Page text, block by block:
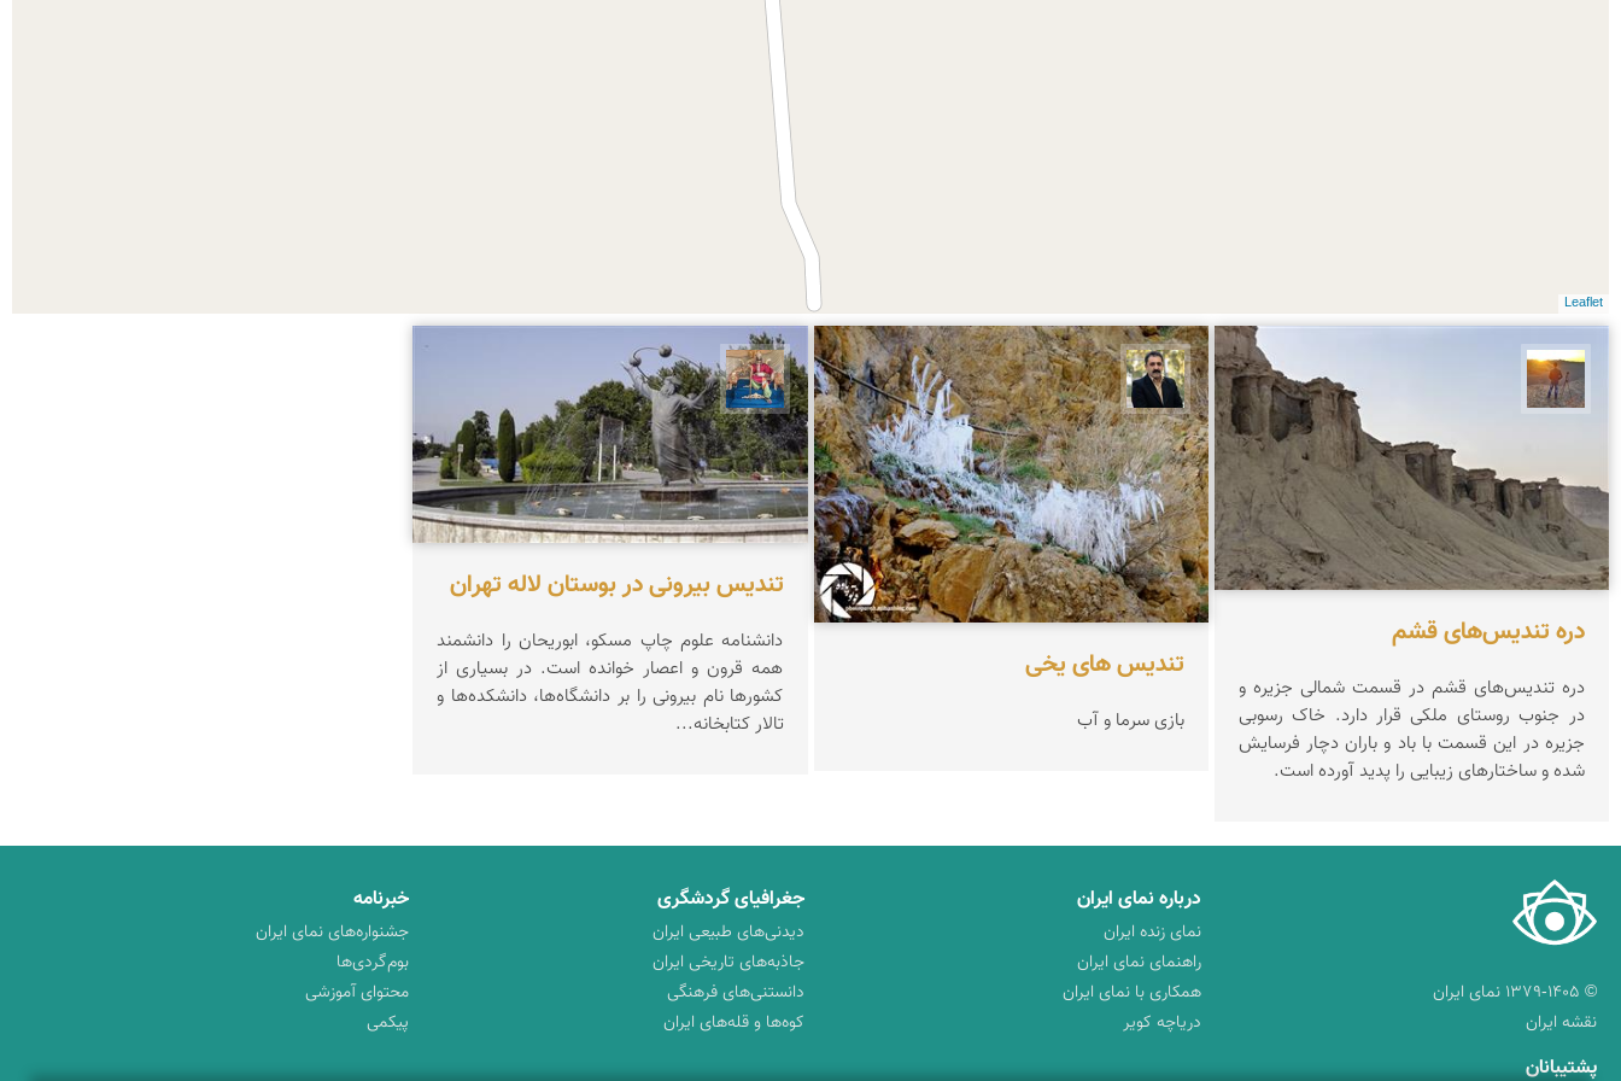
Leaflet
دره تندیس‌های قشم
دره تندیس‌های قشم در قسمت شمالی جزیره و
در جنوب روستای ملکی قرار دارد. خاک رسوبی
جزیره در این قسمت با باد و باران دچار فرسایش
شده و ساختارهای زیبایی را پدید آورده است.
عدنان مرادی
تندیس های یخی
بازی سرما و آب
هادی کرایی
تندیس بیرونی در بوستان لاله تهران
دانشنامه علوم چاپ مسکو، ابوریحان را دانشمند
همه قرون و اعصار خوانده است. در بسیاری از
کشورها نام بیرونی را بر دانشگاه‌ها، دانشکده‌ها و
تالار کتابخانه‌...
© ۱۳۷۹-۱۴۰۵ نمای ایران
نقشه ایران
درباره نمای ایران
نمای زنده ایران
راهنمای نمای ایران
همکاری با نمای ایران
دریاچه کویر
جغرافیای گردشگری
دیدنی‌های طبیعی ایران
جاذبه‌های تاریخی ایران
دانستنی‌های فرهنگی
کوه‌ها و قله‌های ایران
خبرنامه
جشنواره‌های نمای ایران
بوم‌گردی‌ها
محتوای آموزشی
پیکمی
پشتیبانان